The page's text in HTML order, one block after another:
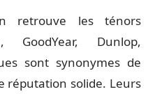
retrouve les ténors
Dunlop,
sont synonymes de
réputation solide. Leurs